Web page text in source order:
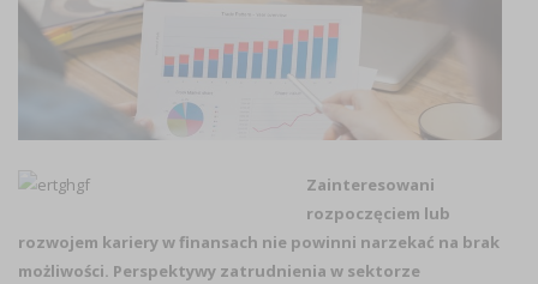
Zainteresowani
rozpoczęciem lub
rozwojem kariery w finansach nie powinni narzekać na brak
możliwości. Perspektywy zatrudnienia w sektorze